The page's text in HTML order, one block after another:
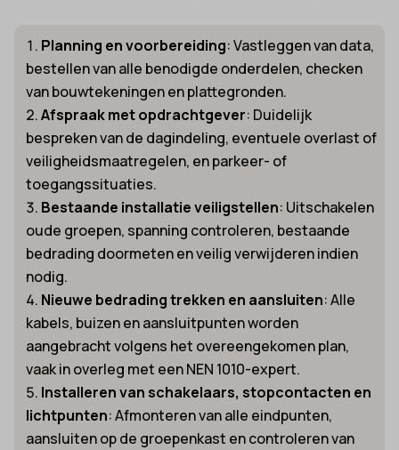
Planning en voorbereiding: Vastleggen van data,
bestellen van alle benodigde onderdelen, checken
van bouwtekeningen en plattegronden.
Afspraak met opdrachtgever: Duidelijk
bespreken van de dagindeling, eventuele overlast of
veiligheidsmaatregelen, en parkeer- of
toegangssituaties.
Bestaande installatie veiligstellen: Uitschakelen
oude groepen, spanning controleren, bestaande
bedrading doormeten en veilig verwijderen indien
nodig.
Nieuwe bedrading trekken en aansluiten: Alle
kabels, buizen en aansluitpunten worden
aangebracht volgens het overeengekomen plan,
vaak in overleg met een NEN 1010-expert.
Installeren van schakelaars, stopcontacten en
lichtpunten: Afmonteren van alle eindpunten,
aansluiten op de groepenkast en controleren van